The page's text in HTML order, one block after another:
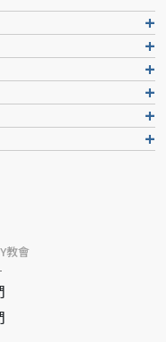
教會